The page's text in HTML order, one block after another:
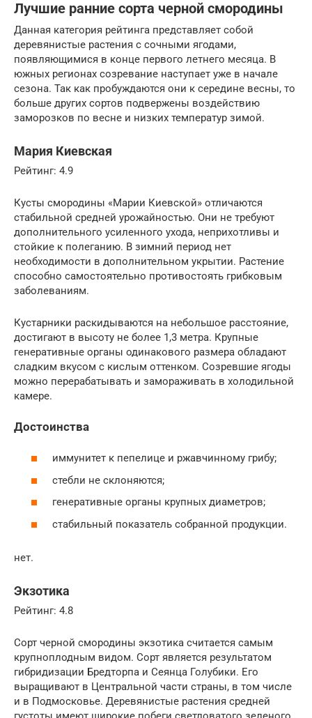
Лучшие ранние сорта черной смородины
Данная категория рейтинга представляет собой
деревянистые растения с сочными ягодами,
появляющимися в конце первого летнего месяца. В
южных регионах созревание наступает уже в начале
сезона. Так как пробуждаются они к середине весны, то
больше других сортов подвержены воздействию
заморозков по весне и низких температур зимой.
Мария Киевская
Рейтинг: 4.9
Кусты смородины «Марии Киевской» отличаются
стабильной средней урожайностью. Они не требуют
дополнительного усиленного ухода, неприхотливы и
стойкие к полеганию. В зимний период нет
необходимости в дополнительном укрытии. Растение
способно самостоятельно противостоять грибковым
заболеваниям.
Кустарники раскидываются на небольшое расстояние,
достигают в высоту не более 1,3 метра. Крупные
генеративные органы одинакового размера обладают
сладким вкусом с кислым оттенком. Созревшие ягоды
можно перерабатывать и замораживать в холодильной
камере.
Достоинства
иммунитет к пепелице и ржавчинному грибу;
стебли не склоняются;
генеративные органы крупных диаметров;
стабильный показатель собранной продукции.
нет.
Экзотика
Рейтинг: 4.8
Сорт черной смородины экзотика считается самым
крупноплодным видом. Сорт является результатом
гибридизации Бредторпа и Сеянца Голубики. Его
выращивают в Центральной части страны, в том числе
и в Подмосковье. Деревянистые растения средней